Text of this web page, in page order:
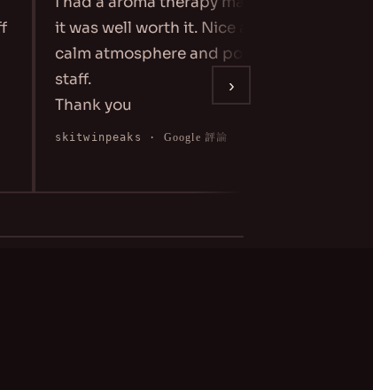
it was well worth it. Nice and
calm atmosphere and polite
staff.
Thank you
skitwinpeaks · Google 評論
›